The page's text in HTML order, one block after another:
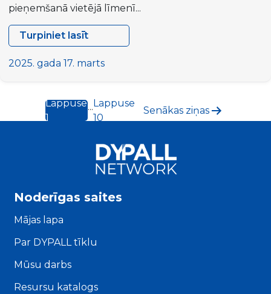
pieņemšanā vietējā līmenī...
Turpiniet lasīt
[CALL
FOR
veidošanas
darbība
veidošana
kvalitatīvām
vietējām
demokrātijām”
2025. gada 17. marts
Ziņu
numerācija
pēc
lappusēm
Lappuse
1
...Lappuse
10
Senākas ziņas
Noderīgas saites
Mājas lapa
Par DYPALL tīklu
Mūsu darbs
Resursu katalogs